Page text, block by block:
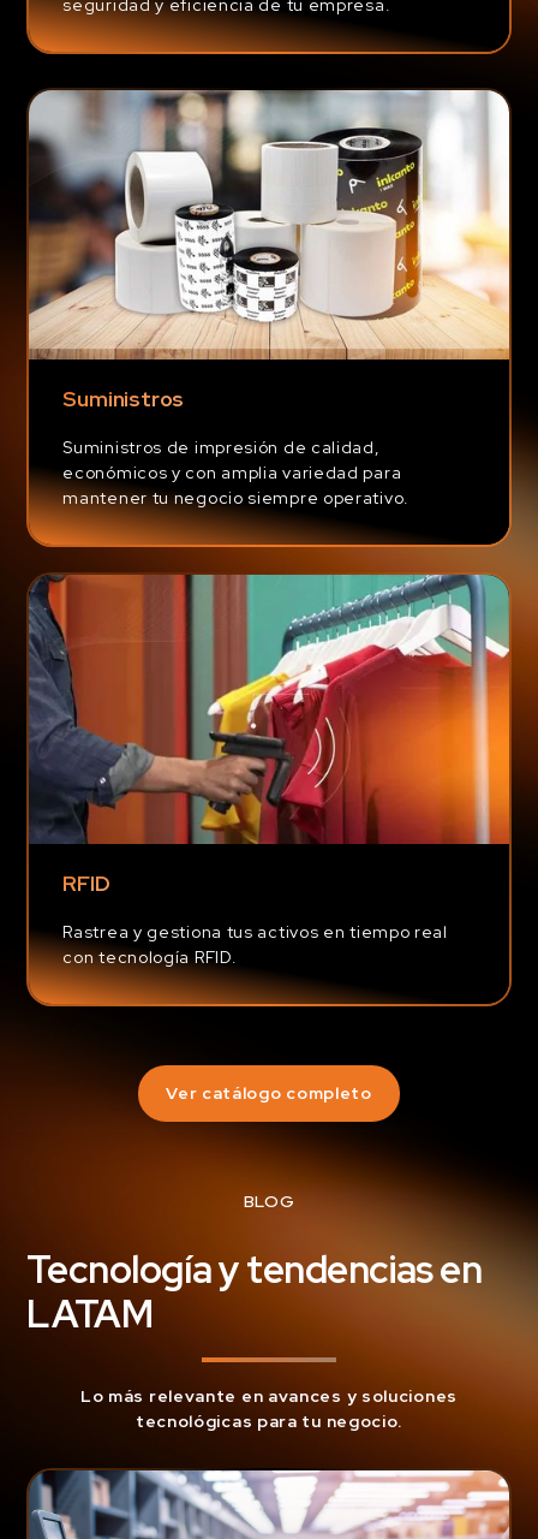
seguridad y eficiencia de tu empresa.
Suministros
Suministros de impresión de calidad,
económicos y con amplia variedad para
mantener tu negocio siempre operativo.
RFID
Rastrea y gestiona tus activos en tiempo real
con tecnología RFID.
Ver catálogo completo
BLOG
Tecnología y tendencias en
LATAM
Lo más relevante en avances y soluciones
tecnológicas para tu negocio.